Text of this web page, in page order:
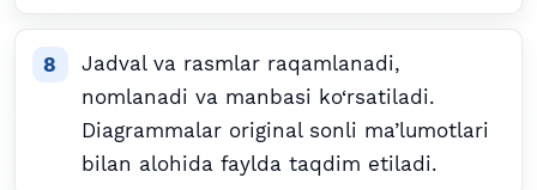
Jadval va rasmlar raqamlanadi,
nomlanadi va manbasi ko‘rsatiladi.
Diagrammalar original sonli ma’lumotlari
bilan alohida faylda taqdim etiladi.